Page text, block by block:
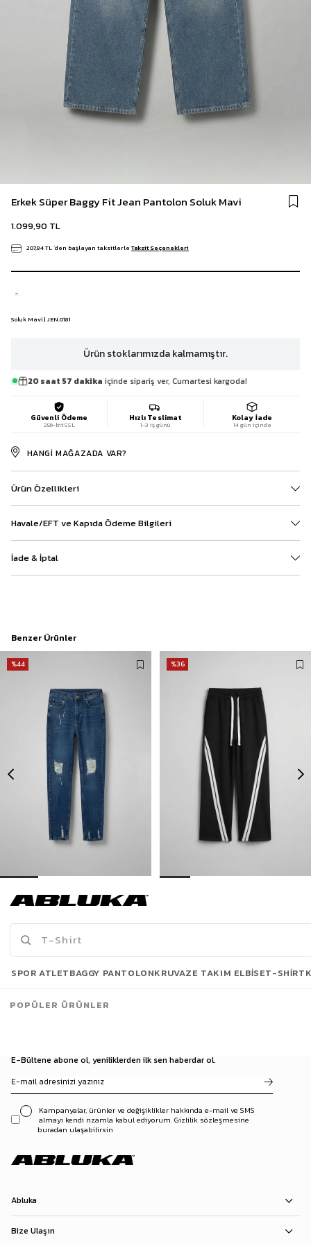
Erkek Süper Baggy Fit Jean Pantolon Soluk Mavi
1.099,90 TL
207,84 TL`den başlayan taksitlerle Taksit Seçenekleri
Soluk Mavi | JEN.0181
Ürün stoklarımızda kalmamıştır.
20 saat 57 dakika içinde sipariş ver, Cumartesi kargoda!
Güvenli Ödeme
256-bit SSL
Hızlı Teslimat
1-3 iş günü
Kolay İade
14 gün içinde
HANGI MAĞAZADA VAR?
Ürün Özellikleri
Havale/EFT ve Kapıda Ödeme Bilgileri
İade & İptal
Benzer Ürünler
%44
499,00 TL
889,90 TL
%36
Son Bakılanlar
E-Bültene abone ol, yeniliklerden ilk sen haberdar ol.
Kampanyalar, ürünler ve değişiklikler hakkında e-mail ve SMS
almayı kendi rızamla kabul ediyorum. Gizlilik sözleşmesine
buradan ulaşabilirsin
Abluka
Bize Ulaşın
SPOR ATLETBAGGY PANTOLONKRUVAZE TAKIM ELBISET-SHIRT
POPÜLER ÜRÜNLER